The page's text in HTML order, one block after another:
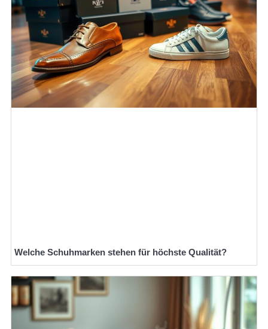
Welche Schuhmarken stehen für höchste Qualität?